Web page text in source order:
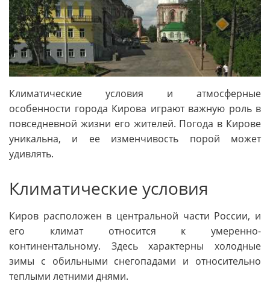
Климатические условия и атмосферные
особенности города Кирова играют важную роль в
повседневной жизни его жителей. Погода в Кирове
уникальна, и ее изменчивость порой может
удивлять.
Климатические условия
Киров расположен в центральной части России, и
его климат относится к умеренно-
континентальному. Здесь характерны холодные
зимы с обильными снегопадами и относительно
теплыми летними днями.